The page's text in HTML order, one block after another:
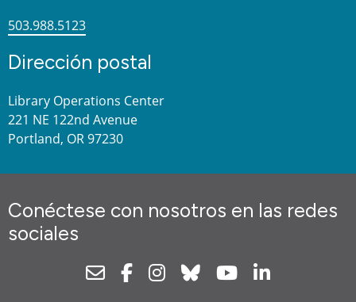
503.988.5123
Dirección postal
Library Operations Center
221 NE 122nd Avenue
Portland, OR 97230
Conéctese con nosotros en las redes
sociales
NewsletterFacebookInstagram
Bluesky Youtube